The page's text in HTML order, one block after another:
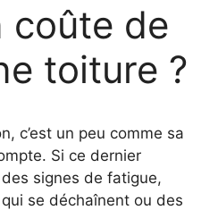
coûte de
toiture ?
c’est un peu comme sa
Si ce dernier
signes de fatigue,
se déchaînent ou des